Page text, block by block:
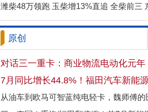
原创